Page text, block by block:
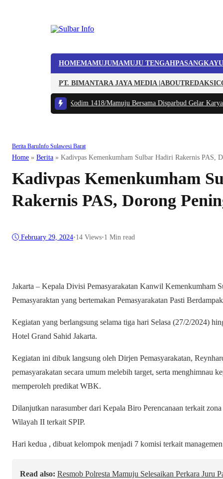
HOMEMAMUJUMAMUJU TENGAHPASANGKAYU
PT. BIMANTARA JAYA MEDIA | ABOUTREDAKSI
Budaya Lokal, Kodim 1418/Mamuju Bersama Disparbud Gelar Karya
Berita BaruInfo Sulawesi Barat
Home » Berita » Kadivpas Kemenkumham Sulbar Hadiri Rakernis PAS,
Kadivpas Kemenkumham
Rakernis PAS, Dorong
February 29, 2024•14 Views•1 Min read
Jakarta – Kepala Divisi Pemasyarakatan Kanwil Kemenkumham
Pemasyaraktan yang bertemakan Pemasyarakatan Pasti
Kegiatan yang berlangsung selama tiga hari Selasa (27/2/2024)
Hotel Grand Sahid Jakarta.
Kegiatan ini dibuk langsung oleh Dirjen Pemasyarakatan,
pemasyarakatan secara umum melebih target, serta menghimnau
memperoleh predikat WBK.
Dilanjutkan narasumber dari Kepala Biro Perencanaan terkait
Wilayah II terkait SPIP.
Hari kedua , dibuat kelompok menjadi 7 komisi terkait
Read also: Resmob Polresta Mamuju Selesaikan Perkara Juru